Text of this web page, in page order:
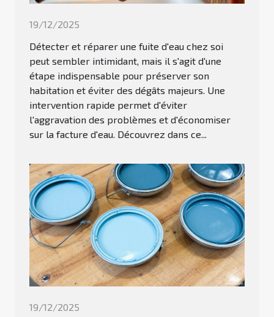
19/12/2025
Détecter et réparer une fuite d'eau chez soi
peut sembler intimidant, mais il s'agit d'une
étape indispensable pour préserver son
habitation et éviter des dégâts majeurs. Une
intervention rapide permet d'éviter
l'aggravation des problèmes et d'économiser
sur la facture d'eau. Découvrez dans ce...
19/12/2025